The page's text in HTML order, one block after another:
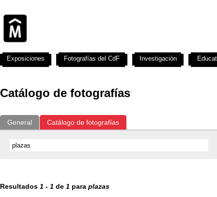
Catálogo de fotografías
General Catálogo de fotografías
Resultados 1 - 1 de 1 para plazas
Exposiciones Fotografías del CdF Investigación